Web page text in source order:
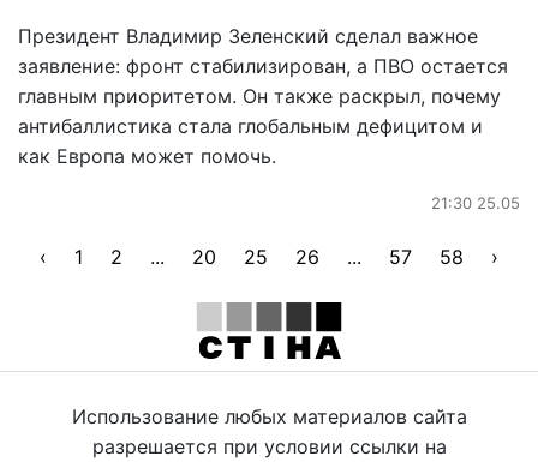
Президент Владимир Зеленский сделал важное
заявление: фронт стабилизирован, а ПВО остается
главным приоритетом. Он также раскрыл, почему
антибаллистика стала глобальным дефицитом и
как Европа может помочь.
21:30 25.05
‹ 1 2 ... 20 25 26 ... 57 58 ›
Использование любых материалов сайта
разрешается при условии ссылки на